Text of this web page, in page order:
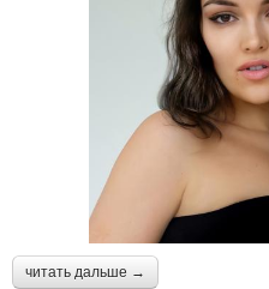
читать дальше →